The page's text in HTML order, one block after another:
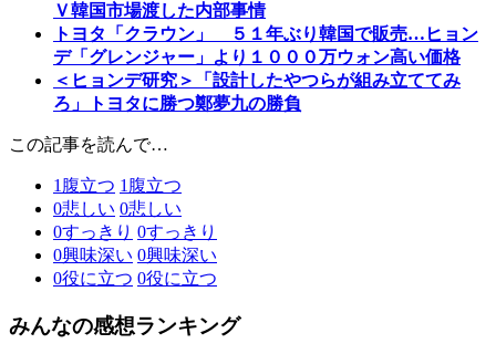
Ｖ韓国市場渡した内部事情
トヨタ「クラウン」 ５１年ぶり韓国で販売…ヒョン
デ「グレンジャー」より１０００万ウォン高い価格
＜ヒョンデ研究＞「設計したやつらが組み立ててみ
ろ」トヨタに勝つ鄭夢九の勝負
この記事を読んで…
1 腹立つ 1 腹立つ
0悲しい 0悲しい
0すっきり 0すっきり
0興味深い 0興味深い
0役に立つ 0役に立つ
みんなの感想ランキング